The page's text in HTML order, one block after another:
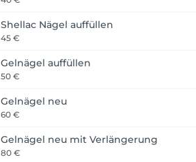
Shellac Nägel auffüllen
45 €
Gelnägel auffüllen
50 €
Gelnägel neu
60 €
Gelnägel neu mit Verlängerung
80 €